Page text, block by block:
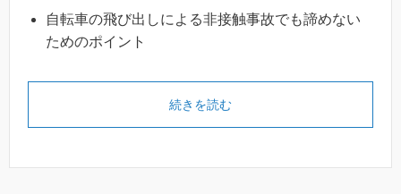
自転車の飛び出しによる非接触事故でも諦めない
ためのポイント
続きを読む